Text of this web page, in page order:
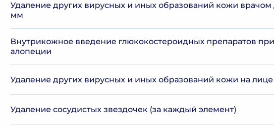
Удаление других вирусных и иных образований кожи
мм
Внутрикожное введение глюкокостероидных препаратов
алопеции
Удаление других вирусных и иных образований кожи на лице
Удаление сосудистых звездочек (за каждый элемент)